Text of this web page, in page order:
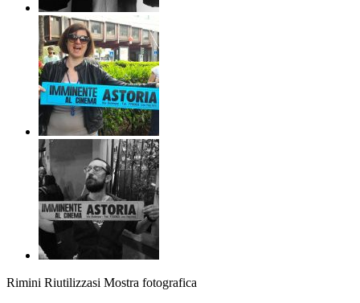
Rimini Riutilizzasi Mostra fotografica